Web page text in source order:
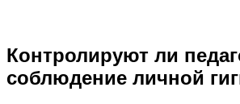
Контролируют ли
соблюдение личной